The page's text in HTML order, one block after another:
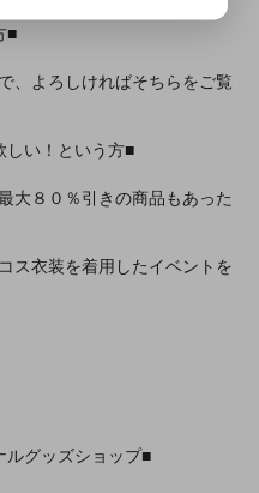
■
、よろしければそちらをご覧
しい！という方■
大８０％引きの商品もあった
ス衣装を着用したイベントを
ルグッズショップ■